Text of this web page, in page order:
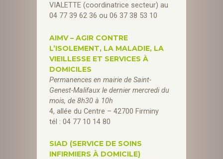
VIALETTE (coordinatrice secteur) au
04 77 39 62 36 ou 06 37 38 53 10
AIMV – AGIR CONTRE
L’ISOLEMENT, LA MALADIE, LA
VIEILLESSE ET SERVICES À
DOMICILES
Permanences en mairie de Saint-
Genest-Malifaux le dernier mercredi du
mois, de 8h30 à 10h
4, allée du Centre – 42700 Firminy
tél : 04 77 10 14 80
SIAD (SERVICE DE SOINS
INFIRMIERS À DOMICILE)